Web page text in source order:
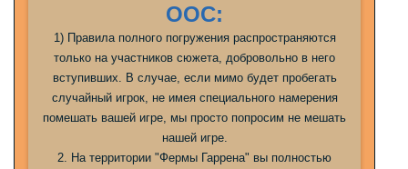
ООС:
1) Правила полного погружения распространяются
только на участников сюжета, добровольно в него
вступивших. В случае, если мимо будет пробегать
случайный игрок, не имея специального намерения
помешать вашей игре, мы просто попросим не мешать
нашей игре.
2. На территории "Фермы Гаррена" вы полностью